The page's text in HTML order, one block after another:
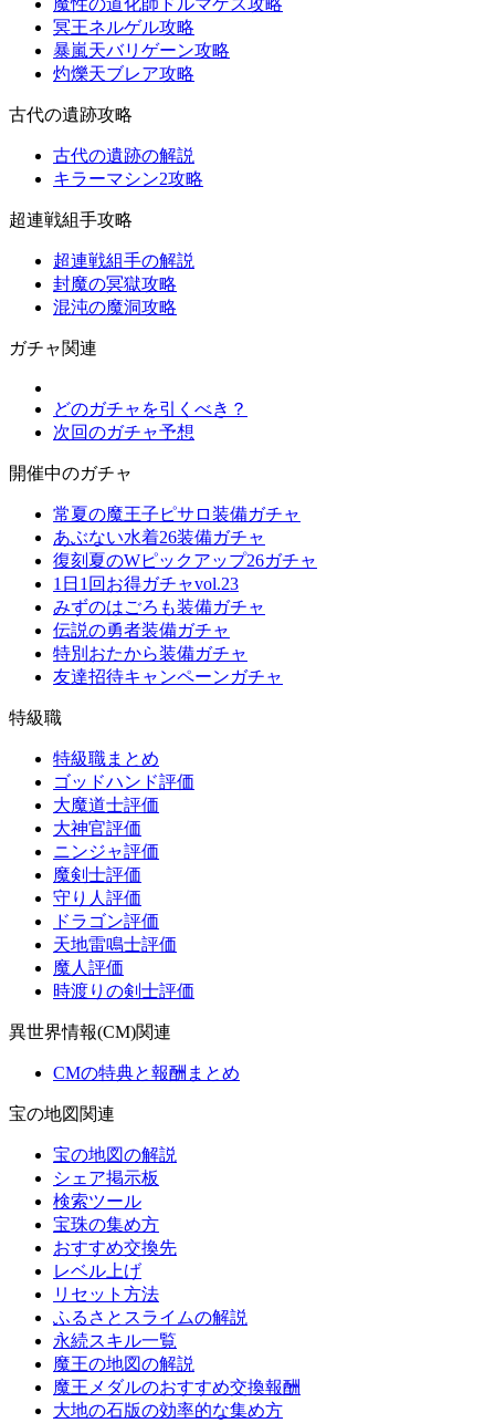
魔性の道化師ドルマゲス攻略
冥王ネルゲル攻略
暴嵐天バリゲーン攻略
灼爍天ブレア攻略
古代の遺跡攻略
古代の遺跡の解説
キラーマシン2攻略
超連戦組手攻略
超連戦組手の解説
封魔の冥獄攻略
混沌の魔洞攻略
ガチャ関連
どのガチャを引くべき？
次回のガチャ予想
開催中のガチャ
常夏の魔王子ピサロ装備ガチャ
あぶない水着26装備ガチャ
復刻夏のWピックアップ26ガチャ
1日1回お得ガチャvol.23
みずのはごろも装備ガチャ
伝説の勇者装備ガチャ
特別おたから装備ガチャ
友達招待キャンペーンガチャ
特級職
特級職まとめ
ゴッドハンド評価
大魔道士評価
大神官評価
ニンジャ評価
魔剣士評価
守り人評価
ドラゴン評価
天地雷鳴士評価
魔人評価
時渡りの剣士評価
異世界情報(CM)関連
CMの特典と報酬まとめ
宝の地図関連
宝の地図の解説
シェア掲示板
検索ツール
宝珠の集め方
おすすめ交換先
レベル上げ
リセット方法
ふるさとスライムの解説
永続スキル一覧
魔王の地図の解説
魔王メダルのおすすめ交換報酬
大地の石版の効率的な集め方